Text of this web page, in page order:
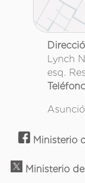
Lynch
esq.
Ministerio
Ministerio